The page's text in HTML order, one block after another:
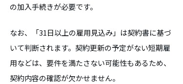
の加入手続きが必要です。
なお、「31日以上の雇用見込み」は契約書に基づ
いて判断されます。契約更新の予定がない短期雇
用などは、要件を満たさない可能性もあるため、
契約内容の確認が欠かせません。